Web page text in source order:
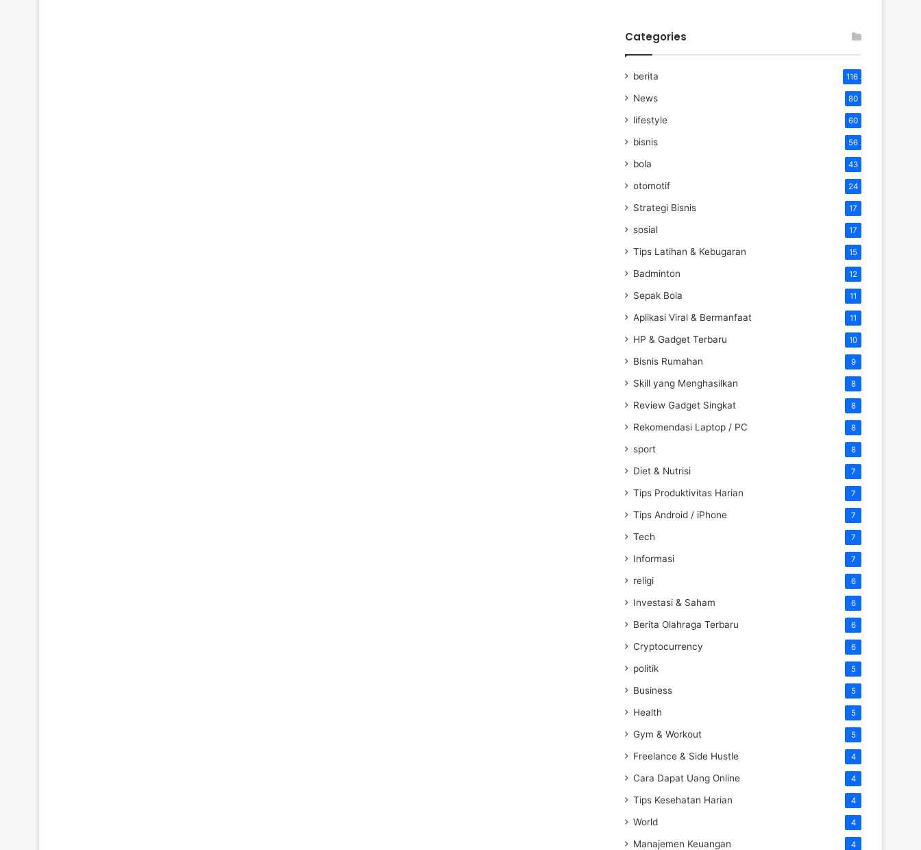
Categories
berita 116
News 80
lifestyle 60
bisnis 56
bola 43
otomotif 24
Strategi Bisnis 17
sosial 17
Tips Latihan & Kebugaran 15
Badminton 12
Sepak Bola 11
Aplikasi Viral & Bermanfaat 11
HP & Gadget Terbaru 10
Bisnis Rumahan 9
Skill yang Menghasilkan 8
Review Gadget Singkat 8
Rekomendasi Laptop / PC 8
sport 8
Diet & Nutrisi 7
Tips Produktivitas Harian 7
Tips Android / iPhone 7
Tech 7
Informasi 7
religi 6
Investasi & Saham 6
Berita Olahraga Terbaru 6
Cryptocurrency 6
politik 5
Business 5
Health 5
Gym & Workout 5
Freelance & Side Hustle 4
Cara Dapat Uang Online 4
Tips Kesehatan Harian 4
World 4
Manajemen Keuangan 4